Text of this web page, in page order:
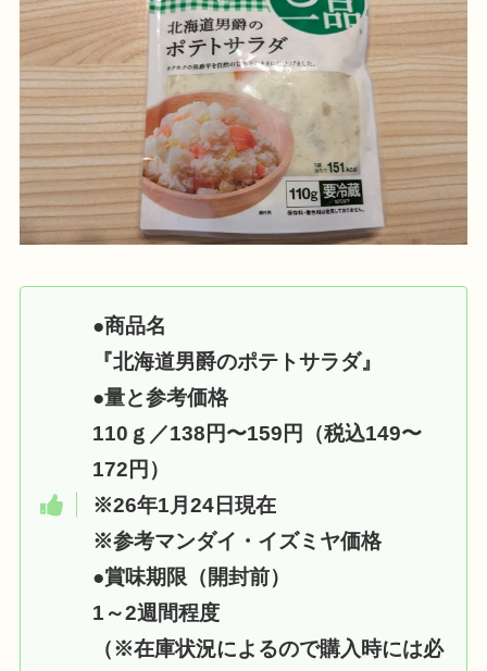
●商品名
『北海道男爵のポテトサラダ』
●量と参考価格
110ｇ／138円〜159円（税込149〜
172 円）
※26年1月24日現在
※参考マンダイ・イズミヤ価格
●賞味期限（開封前）
1～2週間程度
（※在庫状況によるので購入時には必